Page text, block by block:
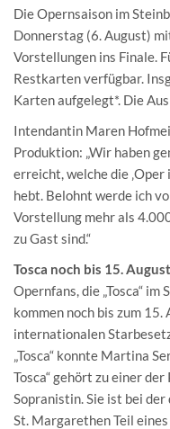
Die Opernsaison im
Donnerstag (6. August)
Vorstellungen ins Finale.
Restkarten verfügbar.
Karten aufgelegt*. Die
Intendantin Maren
Produktion: „Wir haben
erreicht, welche die ‚Oper
hebt. Belohnt werde ich
Vorstellung mehr als
zu Gast sind.“
Tosca noch bis 15. August
Opernfans, die „Tosca“ im
kommen noch bis zum
internationalen
„Tosca“ konnte Martina
Tosca“ gehört zu einer
Sopranistin. Sie ist bei
St. Margarethen Teil